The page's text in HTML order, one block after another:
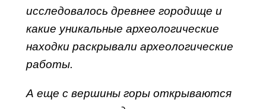
исследовалось древнее городище и
какие уникальные археологические
находки раскрывали археологические
работы.
А еще с вершины горы открываются